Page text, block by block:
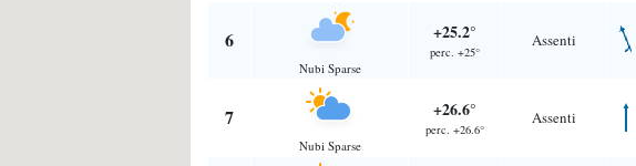
6
Nubi Sparse
+25.2°
perc. +25°
Assenti
7
Nubi Sparse
+26.6°
perc. +26.6°
Assenti